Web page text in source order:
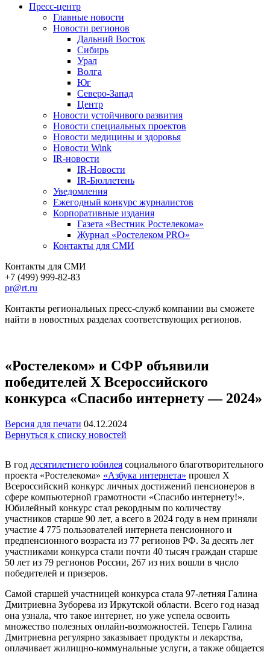
Пресс-центр
Главные новости
Новости регионов
Дальний Восток
Сибирь
Урал
Волга
Юг
Северо-Запад
Центр
Новости устойчивого развития
Новости специальных проектов
Новости медицины и здоровья
Новости Wink
IR-новости
IR-Новости
IR-Бюллетень
Уведомления
Ежегодный конкурс журналистов
Корпоративные издания
Газета «Вестник Ростелекома»
Журнал «Ростелеком PRO»
Контакты для СМИ
Контакты для СМИ
+7 (499) 999-82-83
pr@rt.ru
Контакты региональных пресс-служб компании вы сможете
найти в новостных разделах соответствующих регионов.
«Ростелеком» и СФР объявили
победителей Х Всероссийского
конкурса «Спасибо интернету — 2024»
Версия для печати 04.12.2024
Вернуться к списку новостей
В год десятилетнего юбилея социального благотворительного
проекта «Ростелекома» «Азбука интернета» прошел Х
Всероссийский конкурс личных достижений пенсионеров в
сфере компьютерной грамотности «Спасибо интернету!».
Юбилейный конкурс стал рекордным по количеству
участников старше 90 лет, а всего в 2024 году в нем приняли
участие 4 775 пользователей интернета пенсионного и
предпенсионного возраста из 77 регионов РФ. За десять лет
участниками конкурса стали почти 40 тысяч граждан старше
50 лет из 79 регионов России, 267 из них вошли в число
победителей и призеров.
Самой старшей участницей конкурса стала 97-летняя Галина
Дмитриевна Зуборева из Иркутской области. Всего год назад
она узнала, что такое интернет, но уже успела освоить
множество полезных онлайн-возможностей. Теперь Галина
Дмитриевна регулярно заказывает продукты и лекарства,
оплачивает жилищно-коммунальные услуги, а также общается